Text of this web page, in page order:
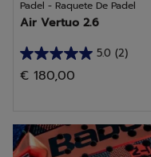
Padel - Raquete De Padel
Air Vertuo 2.6
5.0 (2)
5.0
em
estrelas.
2
€ 180,00
descubra a coleção